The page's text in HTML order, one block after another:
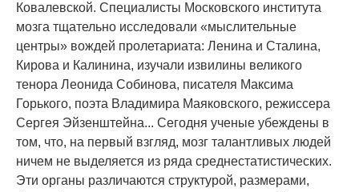
Ковалевской. Специалисты Московского института
мозга тщательно исследовали «мыслительные
центры» вождей пролетариата: Ленина и Сталина,
Кирова и Калинина, изучали извилины великого
тенора Леонида Собинова, писателя Максима
Горького, поэта Владимира Маяковского, режиссера
Сергея Эйзенштейна... Сегодня ученые убеждены в
том, что, на первый взгляд, мозг талантливых людей
ничем не выделяется из ряда среднестатистических.
Эти органы различаются структурой, размерами,